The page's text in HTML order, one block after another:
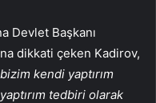
Devlet Başkanı
dikkati çeken Kadirov,
kendi yaptırım
tedbiri olarak